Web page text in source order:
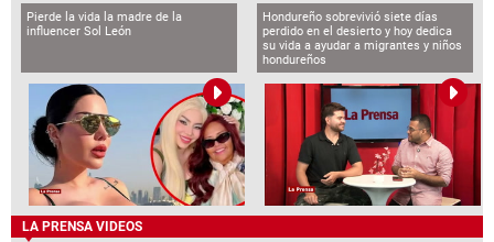
Pierde la vida la madre de la
influencer Sol León
Hondureño sobrevivió siete días
perdido en el desierto y hoy dedica
su vida a ayudar a migrantes y niños
hondureños
LA PRENSA VIDEOS